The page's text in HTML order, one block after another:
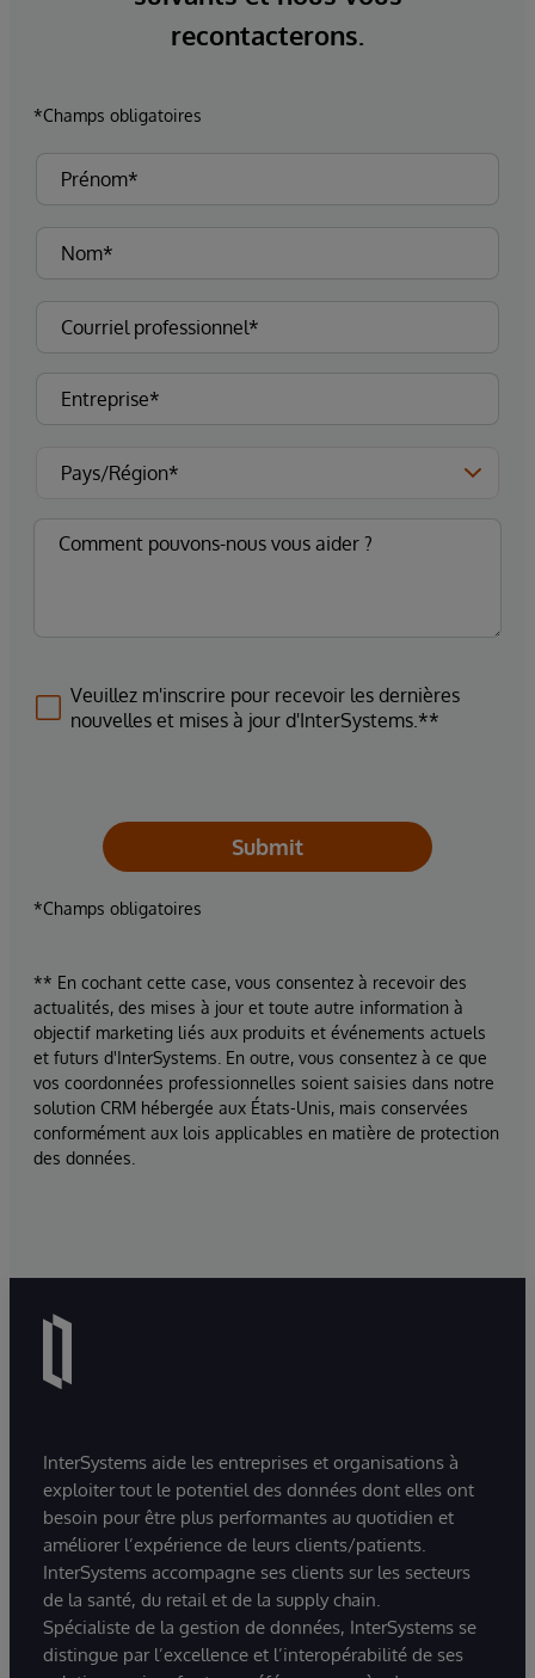
recontacterons.
*Champs obligatoires
Veuillez m'inscrire pour recevoir les dernières
nouvelles et mises à jour d'InterSystems.**
Submit
*Champs obligatoires
** En cochant cette case, vous consentez à recevoir des
actualités, des mises à jour et toute autre information à
objectif marketing liés aux produits et événements actuels
et futurs d'InterSystems. En outre, vous consentez à ce que
vos coordonnées professionnelles soient saisies dans notre
solution CRM hébergée aux États-Unis, mais conservées
conformément aux lois applicables en matière de protection
des données.
InterSystems aide les entreprises et organisations à
exploiter tout le potentiel des données dont elles ont
besoin pour être plus performantes au quotidien et
améliorer l’expérience de leurs clients/patients.
InterSystems accompagne ses clients sur les secteurs
de la santé, du retail et de la supply chain.
Spécialiste de la gestion de données, InterSystems se
distingue par l’excellence et l’interopérabilité de ses